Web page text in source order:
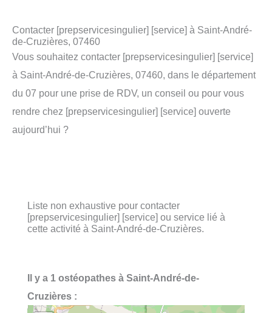
Contacter [prepservicesingulier] [service] à Saint-André-
de-Cruzières, 07460
Vous souhaitez contacter [prepservicesingulier] [service]
à Saint-André-de-Cruzières, 07460, dans le département
du 07 pour une prise de RDV, un conseil ou pour vous
rendre chez [prepservicesingulier] [service] ouverte
aujourd’hui ?
Liste non exhaustive pour contacter
[prepservicesingulier] [service] ou service lié à
cette activité à Saint-André-de-Cruzières.
Il y a 1 ostéopathes à Saint-André-de-
Cruzières :